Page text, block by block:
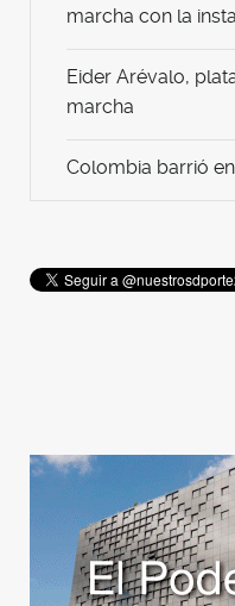
marcha con la
Eider Arévalo,
marcha
Colombia barrió